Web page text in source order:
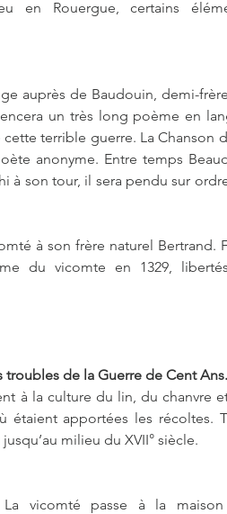
en Rouergue, certains
auprès de Baudouin, demi-
un très long poème en
terrible guerre. La Chanson
anonyme. Entre temps
à son tour, il sera pendu sur
à son frère naturel Bertrand.
du vicomte en 1329,
de la Guerre de Cent Ans.
à la culture du lin, du chanvre
étaient apportées les récoltes.
milieu du XVII° siècle.
La vicomté passe à la